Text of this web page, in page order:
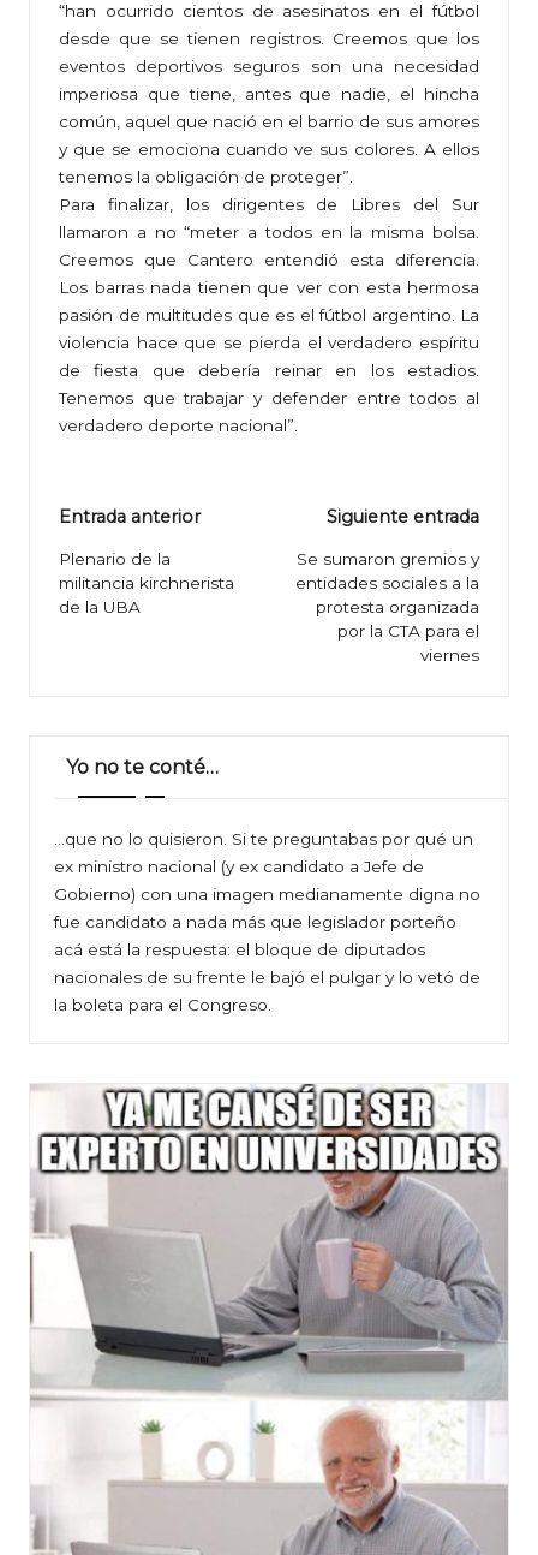
“han ocurrido cientos de asesinatos en el fútbol
desde que se tienen registros. Creemos que los
eventos deportivos seguros son una necesidad
imperiosa que tiene, antes que nadie, el hincha
común, aquel que nació en el barrio de sus amores
y que se emociona cuando ve sus colores. A ellos
tenemos la obligación de proteger”.
Para finalizar, los dirigentes de Libres del Sur
llamaron a no “meter a todos en la misma bolsa.
Creemos que Cantero entendió esta diferencia.
Los barras nada tienen que ver con esta hermosa
pasión de multitudes que es el fútbol argentino. La
violencia hace que se pierda el verdadero espíritu
de fiesta que debería reinar en los estadios.
Tenemos que trabajar y defender entre todos al
verdadero deporte nacional”.
Navegación
de
entradas
Entrada anterior
Plenario de la
militancia kirchnerista
de la UBA
Siguiente entrada
Se sumaron gremios y
entidades sociales a la
protesta organizada
por la CTA para el
viernes
Yo no te conté…
…que no lo quisieron. Si te preguntabas por qué un
ex ministro nacional (y ex candidato a Jefe de
Gobierno) con una imagen medianamente digna no
fue candidato a nada más que legislador porteño
acá está la respuesta: el bloque de diputados
nacionales de su frente le bajó el pulgar y lo vetó de
la boleta para el Congreso.